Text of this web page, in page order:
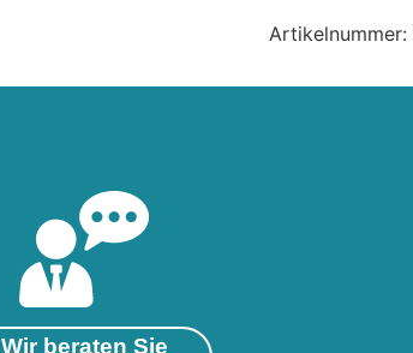
Artikelnummer:
Wir beraten Sie